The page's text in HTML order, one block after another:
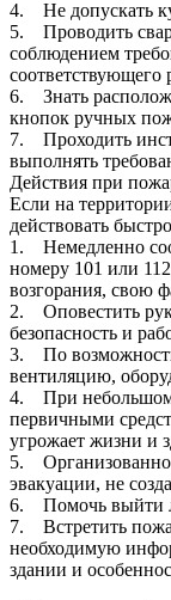
4. Не допускать
5. Проводить
соблюдением
соответствующего
6. Знать
кнопок ручных
7. Проходить
выполнять
Действия при
Если на
действовать
1. Немедленно
номеру 101 или
возгорания, свою
2. Оповестить
безопасность и
3. По
вентиляцию,
4. При небольшом
первичными
угрожает жизни и
5. Организованно
эвакуации, не
6. Помочь выйти
7. Встретить
необходимую
здании и